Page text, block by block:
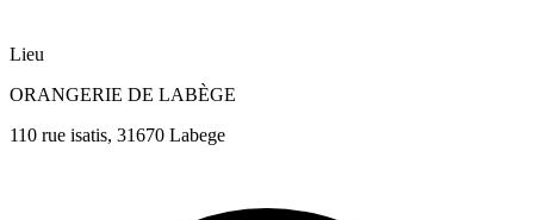
Lieu
ORANGERIE DE LABÈGE
110 rue isatis, 31670 Labege